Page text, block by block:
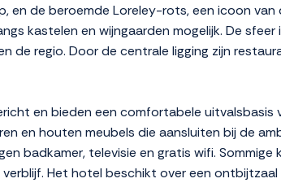
en de beroemde Loreley-rots, een icoon van
kastelen en wijngaarden mogelijk. De sfeer
de regio. Door de centrale ligging zijn
en bieden een comfortabele uitvalsbasis
en houten meubels die aansluiten bij de
badkamer, televisie en gratis wifi.
Het hotel beschikt over een